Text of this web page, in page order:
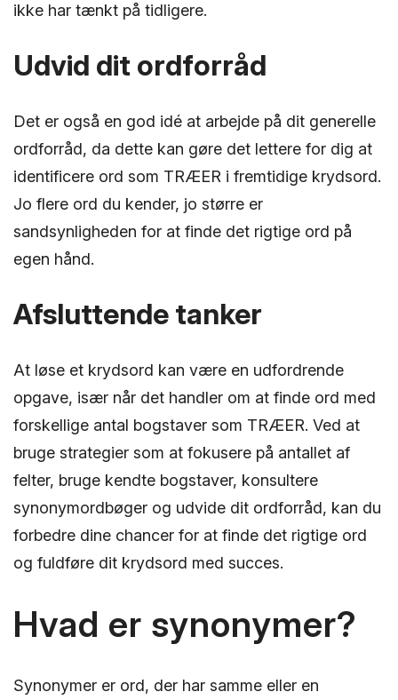
ikke har tænkt på tidligere.
Udvid dit ordforråd
Det er også en god idé at arbejde på dit generelle
ordforråd, da dette kan gøre det lettere for dig at
identificere ord som TRÆER i fremtidige krydsord.
Jo flere ord du kender, jo større er
sandsynligheden for at finde det rigtige ord på
egen hånd.
Afsluttende tanker
At løse et krydsord kan være en udfordrende
opgave, især når det handler om at finde ord med
forskellige antal bogstaver som TRÆER. Ved at
bruge strategier som at fokusere på antallet af
felter, bruge kendte bogstaver, konsultere
synonymordbøger og udvide dit ordforråd, kan du
forbedre dine chancer for at finde det rigtige ord
og fuldføre dit krydsord med succes.
Hvad er synonymer?
Synonymer er ord, der har samme eller en